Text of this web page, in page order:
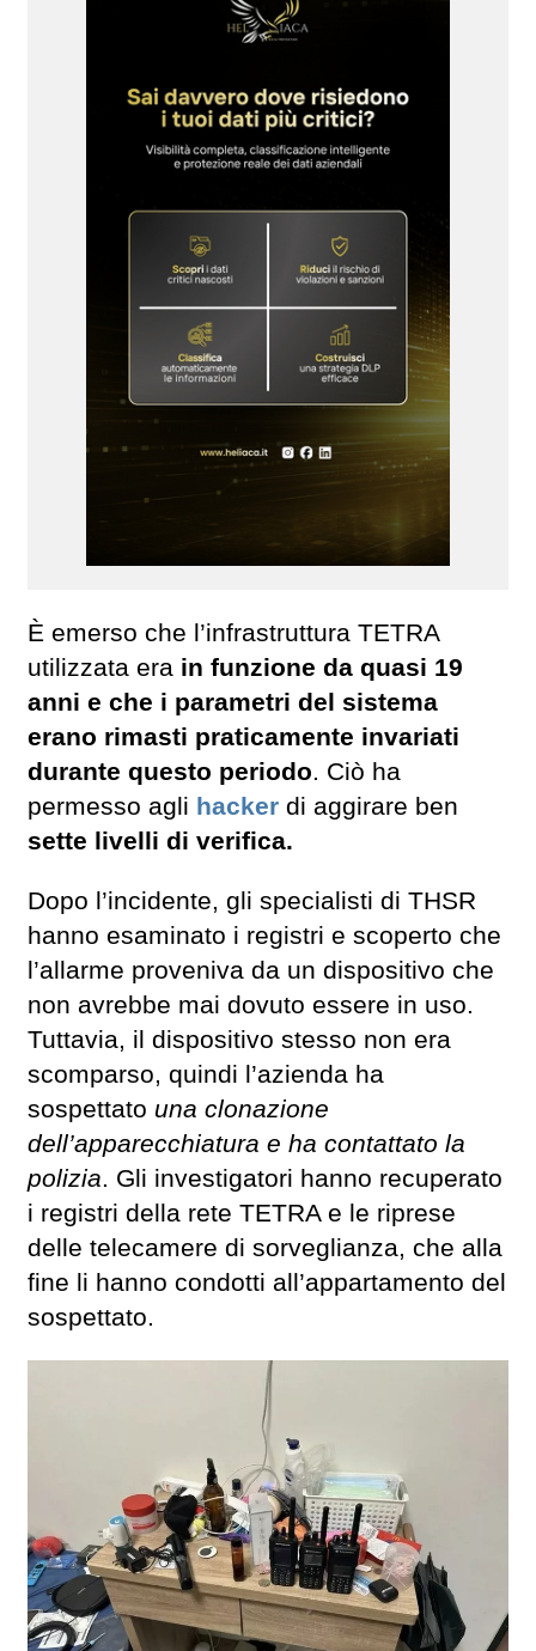
È emerso che l’infrastruttura TETRA
utilizzata era in funzione da quasi 19
anni e che i parametri del sistema
erano rimasti praticamente invariati
durante questo periodo. Ciò ha
permesso agli hacker di aggirare ben
sette livelli di verifica.
Dopo l’incidente, gli specialisti di THSR
hanno esaminato i registri e scoperto che
l’allarme proveniva da un dispositivo che
non avrebbe mai dovuto essere in uso.
Tuttavia, il dispositivo stesso non era
scomparso, quindi l’azienda ha
sospettato una clonazione
dell’apparecchiatura e ha contattato la
polizia. Gli investigatori hanno recuperato
i registri della rete TETRA e le riprese
delle telecamere di sorveglianza, che alla
fine li hanno condotti all’appartamento del
sospettato.